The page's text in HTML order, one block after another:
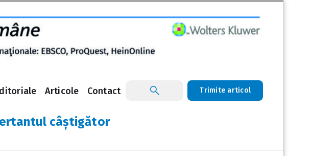
Articole Contact Trimite articol
câștigător